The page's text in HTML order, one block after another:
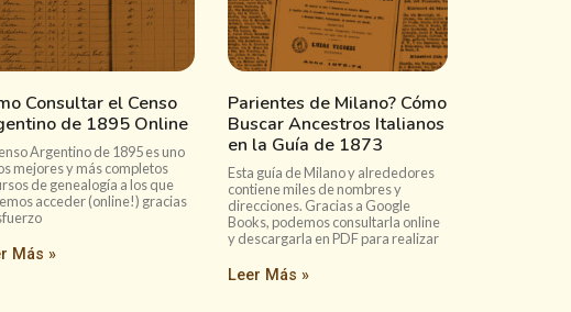
Consultar el Censo
de 1895 Online
Argentino de 1895 es uno
mejores y más completos
de genealogía a los que
acceder (online!) gracias
Más »
Parientes de Milano? Cómo
Buscar Ancestros Italianos
en la Guía de 1873
Esta guía de Milano y alrededores
contiene miles de nombres y
direcciones. Gracias a Google
Books, podemos consultarla online
y descargarla en PDF para realizar
Leer Más »